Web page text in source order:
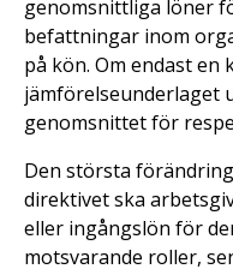
genomsnittliga löner
befattningar inom
på kön. Om endast en
jämförelseunderlaget
genomsnittet för
Den största
direktivet ska
eller ingångslön för
motsvarande roller,